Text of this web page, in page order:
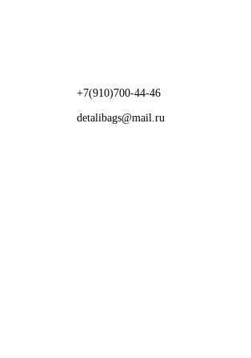
+7(910)700-44-46
detalibags@mail.ru